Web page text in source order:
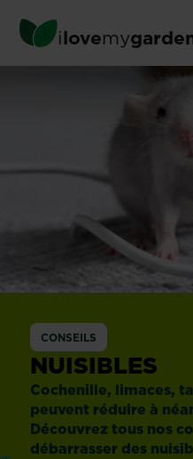
main
content
ilovemy
CONSEILS
NUISIBLES
Cochenille, limaces,
peuvent réduire à
Découvrez tous nos
débarrasser des